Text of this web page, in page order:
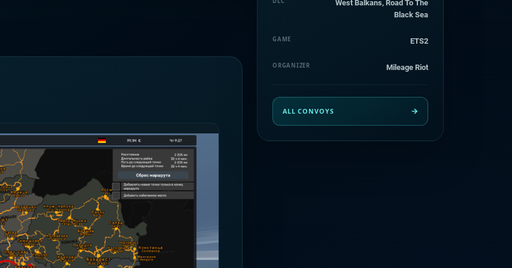
West Balkans, Road To The
Black Sea
GAME ETS2
ORGANIZER Mileage Riot
ALL CONVOYS